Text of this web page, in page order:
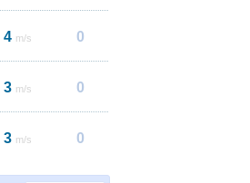
4 m/s 0
3 m/s 0
3 m/s 0